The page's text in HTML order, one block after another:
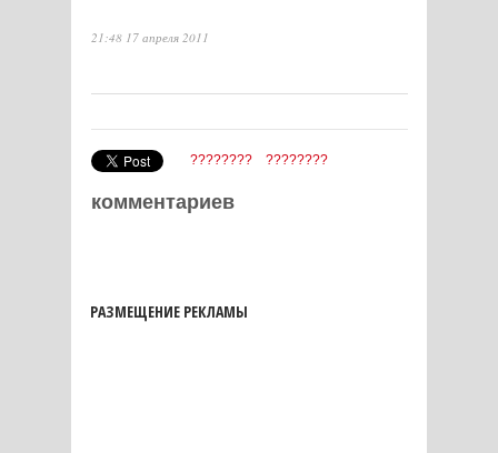
21:48 17 апреля 2011
???????? ????????
комментариев
РАЗМЕЩЕНИЕ РЕКЛАМЫ